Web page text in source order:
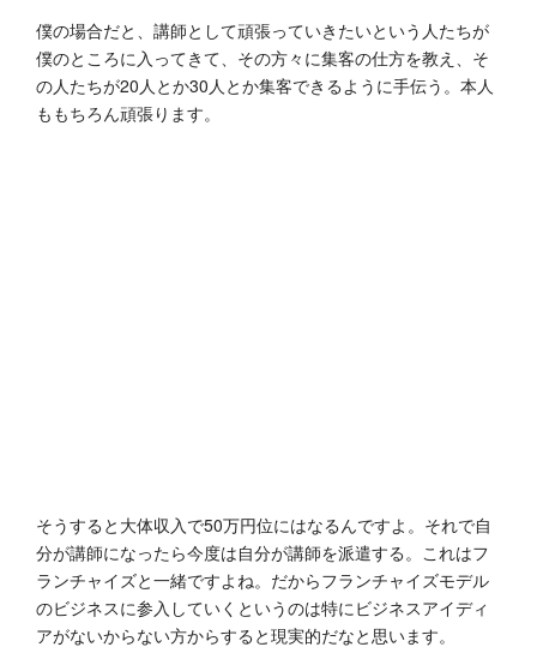
僕の場合だと、講師として頑張っていきたいという人たちが
僕のところに入ってきて、その方々に集客の仕方を教え、そ
の人たちが20人とか30人とか集客できるように手伝う。本人
ももちろん頑張ります。
そうすると大体収入で50万円位にはなるんですよ。それで自
分が講師になったら今度は自分が講師を派遣する。これはフ
ランチャイズと一緒ですよね。だからフランチャイズモデル
のビジネスに参入していくというのは特にビジネスアイディ
アがないからない方からすると現実的だなと思います。